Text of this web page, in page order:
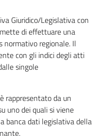
Giuridico/Legislativa con
di effettuare una
normativo regionale. Il
con gli indici degli atti
singole
rappresentato da un
uno dei quali si viene
banca dati legislativa della